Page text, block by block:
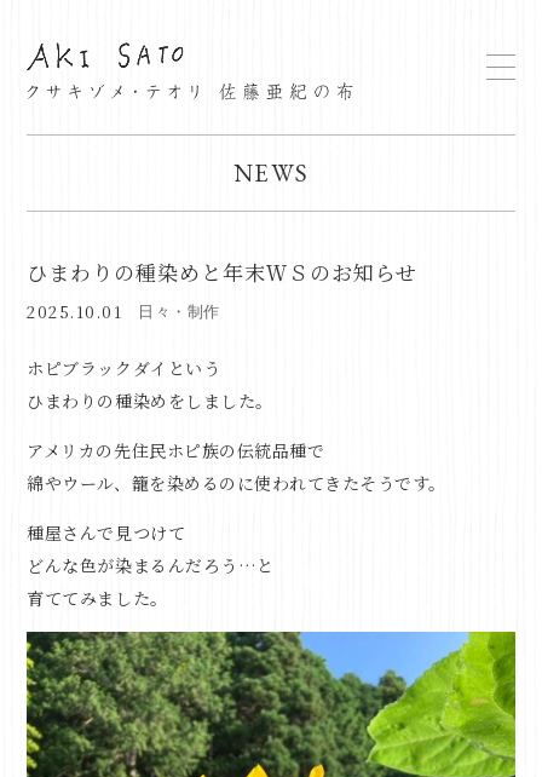
NEWS
ひまわりの種染めと年末ＷＳのお知らせ
2025.10.01 日々・制作
ホピブラックダイという
ひまわりの種染めをしました。
アメリカの先住民ホピ族の伝統品種で
綿やウール、籠を染めるのに使われてきたそうです。
種屋さんで見つけて
どんな色が染まるんだろう…と
育ててみました。